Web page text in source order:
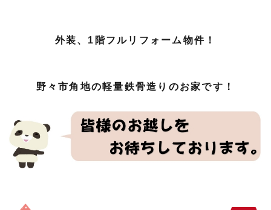
外装、1階フルリフォーム物件！
野々市角地の軽量鉄骨造りのお家です！